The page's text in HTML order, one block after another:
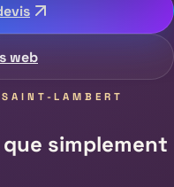
web
LAMBERT
simplement